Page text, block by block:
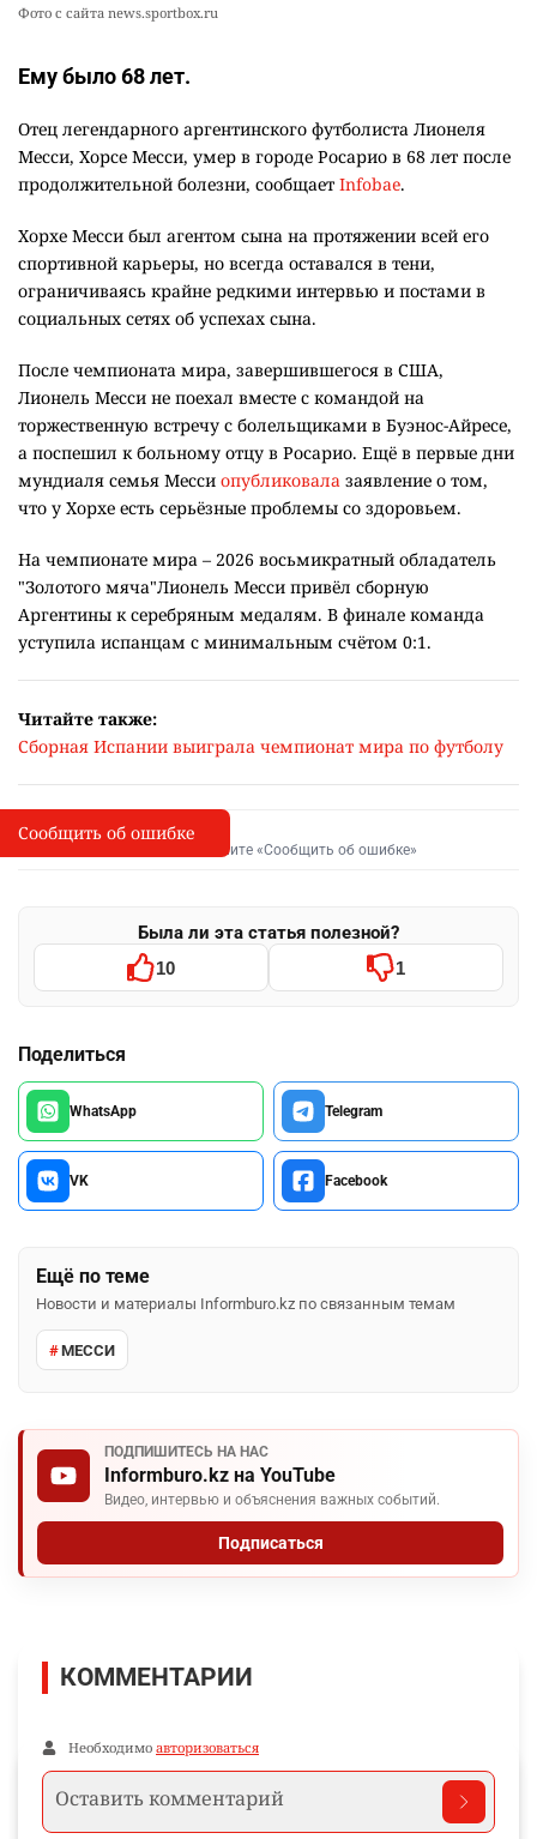
Фото с сайта news.sportbox.ru
Ему было 68 лет.
Отец легендарного аргентинского футболиста Лионеля
Месси, Хорсе Месси, умер в городе Росарио в 68 лет после
продолжительной болезни, сообщает Infobae.
Хорхе Месси был агентом сына на протяжении всей его
спортивной карьеры, но всегда оставался в тени,
ограничиваясь крайне редкими интервью и постами в
социальных сетях об успехах сына.
После чемпионата мира, завершившегося в США,
Лионель Месси не поехал вместе с командой на
торжественную встречу с болельщиками в Буэнос-Айресе,
а поспешил к больному отцу в Росарио. Ещё в первые дни
мундиаля семья Месси опубликовала заявление о том,
что у Хорхе есть серьёзные проблемы со здоровьем.
На чемпионате мира – 2026 восьмикратный обладатель
"Золотого мяча"Лионель Месси привёл сборную
Аргентины к серебряным медалям. В финале команда
уступила испанцам с минимальным счётом 0:1.
Читайте также:
Сборная Испании выиграла чемпионат мира по футболу
I
Сообщить об опечатке
Выделите фрагмент и нажмите «Сообщить об ошибке»
Была ли эта статья полезной?
10 1
Поделиться
WhatsApp Telegram
VK Facebook
Ещё по теме
Новости и материалы Informburo.kz по связанным темам
МЕССИ
ПОДПИШИТЕСЬ НА НАС
Informburo.kz на YouTube
Видео, интервью и объяснения важных событий.
Подписаться
Сообщить об ошибке
КОММЕНТАРИИ
Необходимо авторизоваться